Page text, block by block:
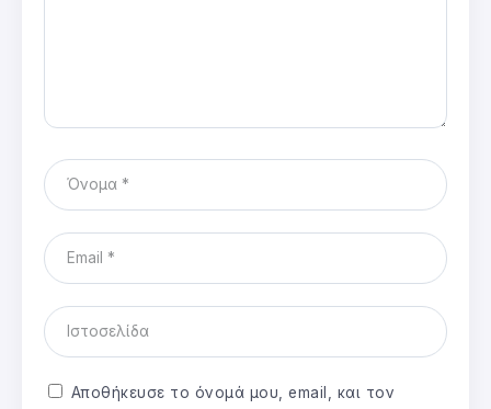
Αποθήκευσε το όνομά μου, email, και τον